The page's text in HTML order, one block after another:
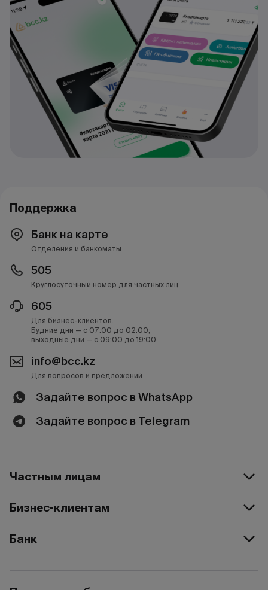
Поддержка
Банк на карте
Отделения и банкоматы
505
Круглосуточный номер для частных лиц
605
Для бизнес-клиентов.
Будние дни — с 07:00 до 02:00;
выходные дни — с 09:00 до 19:00
info@bcc.kz
Для вопросов и предложений
Задайте вопрос в WhatsApp
Задайте вопрос в Telegram
Частным лицам
Бизнес-клиентам
Банк